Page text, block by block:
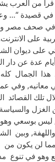
من العرب
في قصيدة “…
صحف مصر
على
على ديوان
عدة عن دار
هذا الجمال
معانيه, وفي
تلك القصائد
الغزل
بوسعي وهو
وبين
مما لن يكون
وهو في